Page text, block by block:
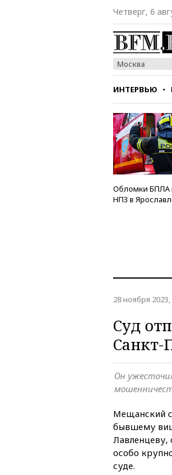
Четверг, 6
Москва
ИНТЕРВЬЮ
СТИЛЬ
Обломки БПЛА
НПЗ в
28 ноября 2023,
Суд
Санкт-
Он
Мещанский
бывшему
особо
суде.